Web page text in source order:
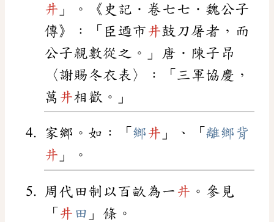
井 」。《史記．卷七七．魏公子
傳》：「臣迺市 井鼓刀屠者，而
公子親數從之。」唐．陳子昂
〈謝賜冬衣表〉：「三軍協慶，
萬 井相歡。」
家鄉。如：「 鄉 井 」、「 離鄉背
井 」。
周代田制以百畝為一 井 。參見
「 井 田 」條。